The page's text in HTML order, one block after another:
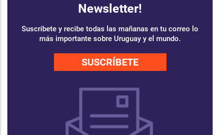
Newsletter!
Suscríbete y recibe todas las mañanas en tu correo lo
más importante sobre Uruguay y el mundo.
SUSCRÍBETE